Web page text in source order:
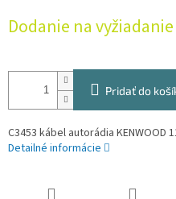
cena:
Dodanie na vyžiadanie
Pridať do
C3453 kábel autorádia KENWOOD
Detailné informácie